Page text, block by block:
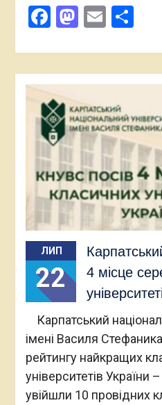
Facebook
Mastodon
Email
ЛИП
22
4 місце
Карпатський
імені Василя
рейтингу найкращих
університетів
увійшли 10 провідних